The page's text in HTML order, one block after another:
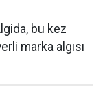
bu kez
marka algısı